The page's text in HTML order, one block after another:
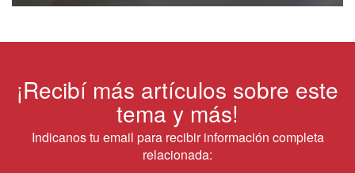
¡Recibí más artículos sobre este
tema y más!
Indicanos tu email para recibir información completa
relacionada: